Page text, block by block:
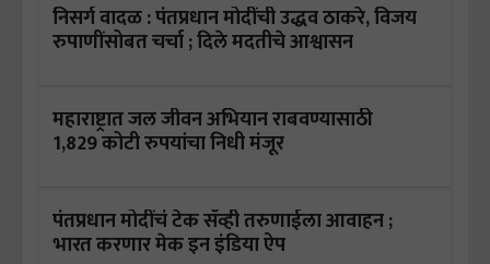
निसर्ग वादळ : पंतप्रधान मोदींची उद्धव ठाकरे, विजय
रुपाणींसोबत चर्चा ; दिले मदतीचे आश्वासन
महाराष्ट्रात जल जीवन अभियान राबवण्यासाठी
1,829 कोटी रुपयांचा निधी मंजूर
पंतप्रधान मोदींचं टेक सॅव्ही तरुणाईला आवाहन ;
भारत करणार मेक इन इंडिया ऐप